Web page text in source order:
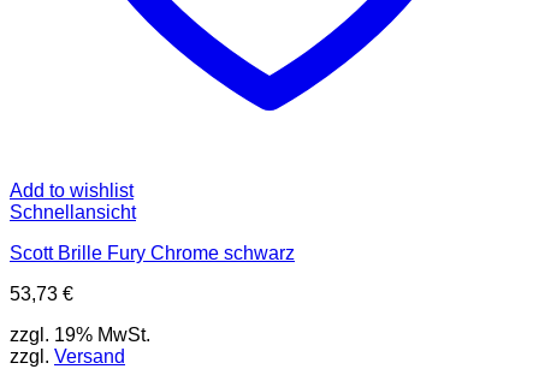
Add to wishlist
Schnellansicht
Scott Brille Fury Chrome schwarz
53,73 €
zzgl. 19% MwSt.
zzgl. Versand